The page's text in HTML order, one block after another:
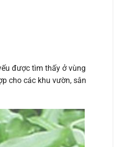
được tìm thấy ở vùng
cho các khu vườn, sân